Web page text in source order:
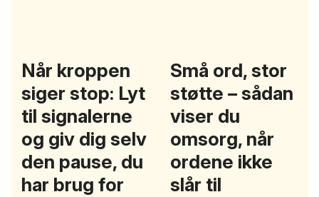
Når kroppen
siger stop: Lyt
til signalerne
og giv dig selv
den pause, du
har brug for
Små ord, stor
støtte – sådan
viser du
omsorg, når
ordene ikke
slår til